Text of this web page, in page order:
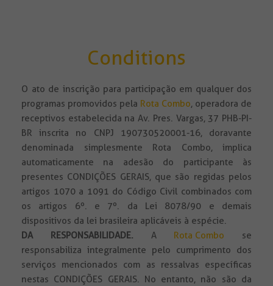
Conditions
O ato de inscrição para participação em qualquer dos
programas promovidos pela Rota Combo, operadora de
receptivos estabelecida na Av. Pres. Vargas, 37 PHB-PI-
BR inscrita no CNPJ 190730520001-16, doravante
denominada simplesmente Rota Combo, implica
automaticamente na adesão do participante às
presentes CONDIÇÕES GERAIS, que são regidas pelos
artigos 1070 a 1091 do Código Civil combinados com
os artigos 6º. e 7º. da Lei 8078/90 e demais
dispositivos da lei brasileira aplicáveis à espécie.
DA RESPONSABILIDADE. A Rota Combo se
responsabiliza integralmente pelo cumprimento dos
serviços mencionados com as ressalvas específicas
nestas CONDIÇÕES GERAIS. No entanto, não são da